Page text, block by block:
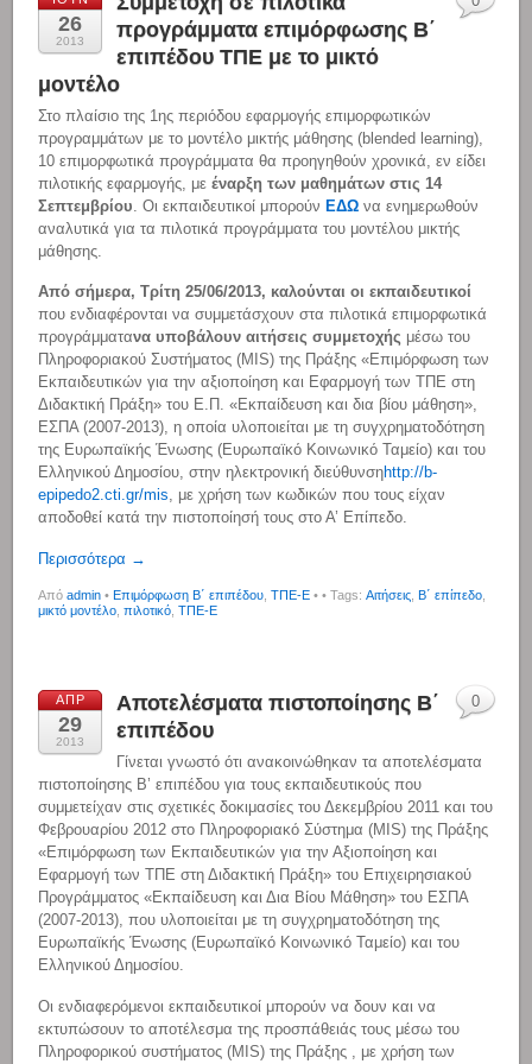
26
2013
προγράμματα επιμόρφωσης Β΄
επιπέδου ΤΠΕ με το μικτό
μοντέλο
Στο πλαίσιο της 1ης περιόδου εφαρμογής επιμορφωτικών
προγραμμάτων με το μοντέλο μικτής μάθησης (blended learning),
10 επιμορφωτικά προγράμματα θα προηγηθούν χρονικά, εν είδει
πιλοτικής εφαρμογής, μεέναρξη των μαθημάτων στις 14
Σεπτεμβρίου . Οι εκπαιδευτικοί μπορούν ΕΔΩ να ενημερωθούν
αναλυτικά για τα πιλοτικά προγράμματα του μοντέλου μικτής
μάθησης.
Από σήμερα, Τρίτη 25/06/2013, καλούνται οι εκπαιδευτικοί
που ενδιαφέρονται να συμμετάσχουν στα πιλοτικά επιμορφωτικά
προγράμματανα υποβάλουν αιτήσεις συμμετοχής μέσω του
Πληροφοριακού Συστήματος (MIS) της Πράξης «Επιμόρφωση των
Εκπαιδευτικών για την αξιοποίηση και Εφαρμογή των ΤΠΕ στη
Διδακτική Πράξη» του Ε.Π. «Εκπαίδευση και δια βίου μάθηση»,
ΕΣΠΑ (2007-2013), η οποία υλοποιείται με τη συγχρηματοδότηση
της Ευρωπαϊκής Ένωσης (Ευρωπαϊκό Κοινωνικό Ταμείο) και του
Ελληνικού Δημοσίου, στην ηλεκτρονική διεύθυνσηhttp://b-
epipedo2.cti.gr/mis, με χρήση των κωδικών που τους είχαν
αποδοθεί κατά την πιστοποίησή τους στο Α’ Επίπεδο.
Περισσότερα →
Απόadmin • Επιμόρφωση Β΄ επιπέδου,ΤΠΕ-Ε • • Tags:Αιτήσεις, Β΄ επίπεδο,
μικτό μοντέλο,πιλοτικό,ΤΠΕ-Ε
ΑΠΡ
29
2013
Αποτελέσματα πιστοποίησης Β΄
επιπέδου
Γίνεται γνωστό ότι ανακοινώθηκαν τα αποτελέσματα
πιστοποίησης Β’ επιπέδου για τους εκπαιδευτικούς που
συμμετείχαν στις σχετικές δοκιμασίες του Δεκεμβρίου 2011 και του
Φεβρουαρίου 2012 στο Πληροφοριακό Σύστημα (MIS) της Πράξης
«Επιμόρφωση των Εκπαιδευτικών για την Αξιοποίηση και
Εφαρμογή των ΤΠΕ στη Διδακτική Πράξη» του Επιχειρησιακού
Προγράμματος «Εκπαίδευση και Δια Βίου Μάθηση» του ΕΣΠΑ
(2007-2013), που υλοποιείται με τη συγχρηματοδότηση της
Ευρωπαϊκής Ένωσης (Ευρωπαϊκό Κοινωνικό Ταμείο) και του
Ελληνικού Δημοσίου.
Οι ενδιαφερόμενοι εκπαιδευτικοί μπορούν να δουν και να
εκτυπώσουν το αποτέλεσμα της προσπάθειάς τους μέσω του
Πληροφορικού συστήματος (MIS) της Πράξης , με χρήση των
0